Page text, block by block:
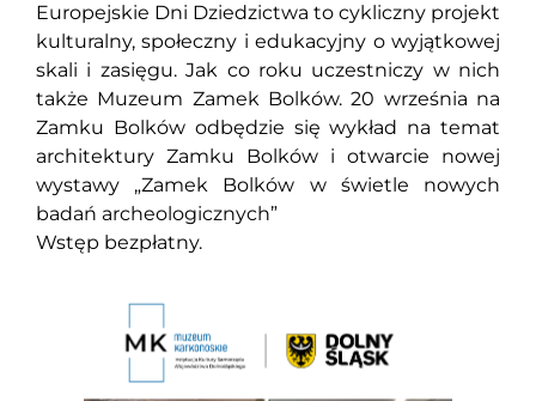
Europejskie Dni Dziedzictwa to cykliczny projekt
kulturalny, społeczny i edukacyjny o wyjątkowej
skali i zasięgu. Jak co roku uczestniczy w nich
także Muzeum Zamek Bolków. 20 września na
Zamku Bolków odbędzie się wykład na temat
architektury Zamku Bolków i otwarcie nowej
wystawy „Zamek Bolków w świetle nowych
badań archeologicznych”
Wstęp bezpłatny.